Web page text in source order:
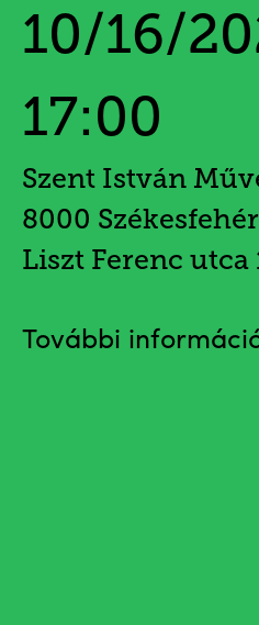
10/16/
17:00
Szent István
8000
Liszt Ferenc utca
További